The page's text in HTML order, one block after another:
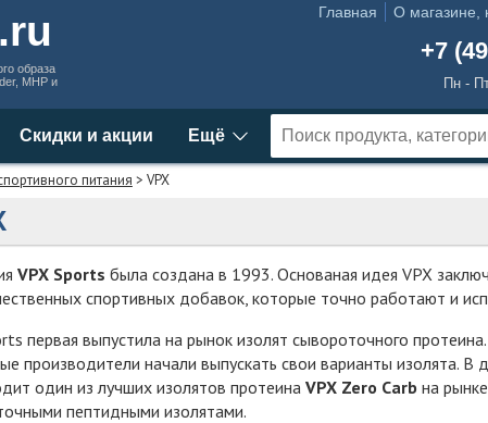
.ru
образа
MHP и
Главная О магазине,
+7
Пн -
Скидки и акции Ещё
питания > VPX
VPX Sports была создана в 1993. Основаная идея VPX
спортивных добавок, которые точно работают и
первая выпустила на рынок изолят сывороточного
производители начали выпускать свои варианты изолята.
один из лучших изолятов протеина VPX Zero Carb на
пептидными изолятами.